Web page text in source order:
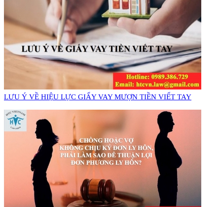
​LƯU Ý VỀ HIỆU LỰC GIẤY VAY MƯỢN TIỀN VIẾT TAY